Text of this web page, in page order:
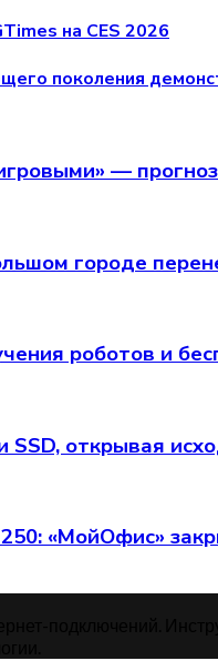
на CES 2026
поколения
—
городе
роботов и
открывая
«МойОфис»